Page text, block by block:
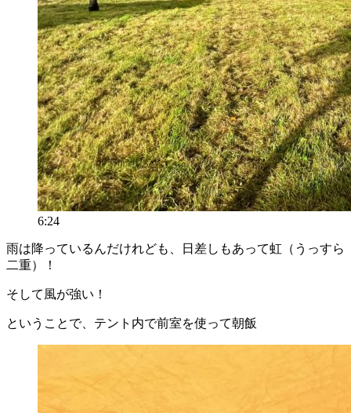
6:24
雨は降っているんだけれども、日差しもあって虹（うっすら
二重）！
そして風が強い！
ということで、テント内で前室を使って朝飯